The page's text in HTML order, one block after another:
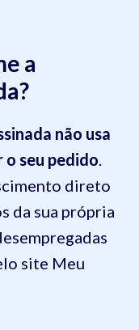
a
não usa
o seu pedido.
direto
da sua própria
site Meu